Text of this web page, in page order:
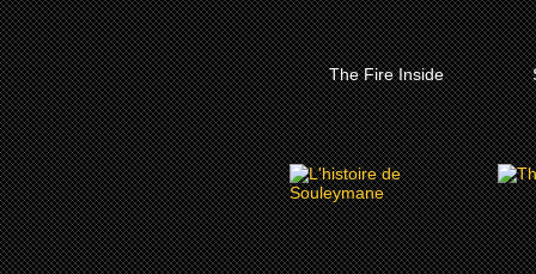
MÀS
The Fire Inside
2024
L’HISTOIRE DE
SOULEYMANE